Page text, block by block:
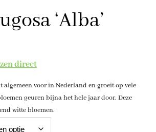
‘Alba’
direct
algemeen voor in Nederland en groeit op vele
geuren bijna het hele jaar door. Deze
witte bloemen.